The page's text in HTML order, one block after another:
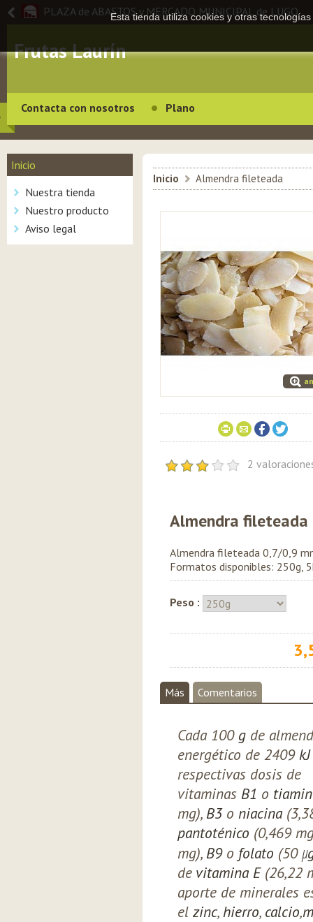
PLAZA de ABASTOS y MERCADO MUNICIPAL de LUGO
Frutas Laurín
Contacta con nosotros Plano
Inicio
Nuestra tienda
Nuestro producto
Aviso legal
Inicio > Almendra fileteada
2
Almendra fileteada
Almendra fileteada 0,7/0,9
Formatos disponibles: 250g,
Peso :
Más Comentarios
Cada 100 g de
energético de 2409kJ
respectivas dosis de
vitaminas B1 o
mg), B3o niacina
pantoténico (0,469
mg), B9o folato (50
de vitamina E(26,22
aporte de minerales
el zinc,hierro, calcio,
Esta tienda utiliza cookies y otras